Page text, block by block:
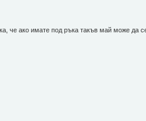
че ако имате под ръка такъв май може да